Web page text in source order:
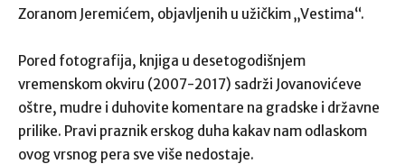
Zoranom Jeremićem, objavljenih u užičkim „Vestima“.
Pored fotografija, knjiga u desetogodišnjem
vremenskom okviru (2007-2017) sadrži Jovanovićeve
oštre, mudre i duhovite komentare na gradske i državne
prilike. Pravi praznik erskog duha kakav nam odlaskom
ovog vrsnog pera sve više nedostaje.